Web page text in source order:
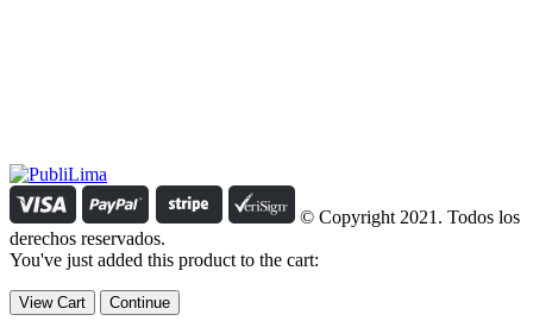
© Copyright 2021. Todos los
derechos reservados.
You've just added this product to the cart:
View Cart Continue